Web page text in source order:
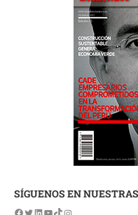
SÍGUENOS EN